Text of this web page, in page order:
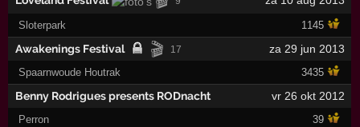
Sloterpark 1145
Awakenings Festival 🎬 17 za 29 jun 2013
Spaarnwoude Houtrak 3435
Benny Rodrigues presents RODnacht vr 26 okt 2012
Perron 39